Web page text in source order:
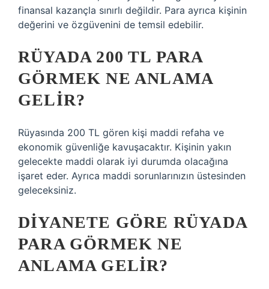
finansal kazançla sınırlı değildir. Para ayrıca kişinin
değerini ve özgüvenini de temsil edebilir.
RÜYADA 200 TL PARA
GÖRMEK NE ANLAMA
GELIR?
Rüyasında 200 TL gören kişi maddi refaha ve
ekonomik güvenliğe kavuşacaktır. Kişinin yakın
gelecekte maddi olarak iyi durumda olacağına
işaret eder. Ayrıca maddi sorunlarınızın üstesinden
geleceksiniz.
DIYANETE GÖRE RÜYADA
PARA GÖRMEK NE
ANLAMA GELIR?